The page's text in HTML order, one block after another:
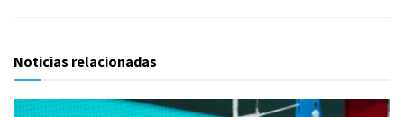
Noticias relacionadas